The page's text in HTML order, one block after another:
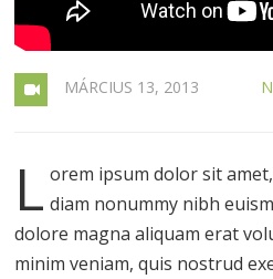
MÁRCIUS 13, 2013
L orem ipsum dolor sit
diam nonummy nibh
dolore magna aliquam erat
minim veniam, quis nostrud